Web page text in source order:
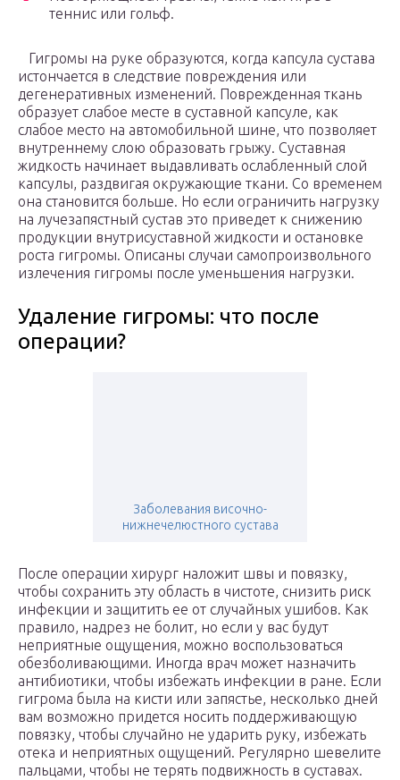
теннис или гольф.
Гигромы на руке образуются, когда капсула сустава
истончается в следствие повреждения или
дегенеративных изменений. Поврежденная ткань
образует слабое месте в суставной капсуле, как
слабое место на автомобильной шине, что позволяет
внутреннему слою образовать грыжу. Суставная
жидкость начинает выдавливать ослабленный слой
капсулы, раздвигая окружающие ткани. Со временем
она становится больше. Но если ограничить нагрузку
на лучезапястный сустав это приведет к снижению
продукции внутрисуставной жидкости и остановке
роста гигромы. Описаны случаи самопроизвольного
излечения гигромы после уменьшения нагрузки.
Удаление гигромы: что после
операции?
Заболевания височно-
нижнечелюстного сустава
После операции хирург наложит швы и повязку,
чтобы сохранить эту область в чистоте, снизить риск
инфекции и защитить ее от случайных ушибов. Как
правило, надрез не болит, но если у вас будут
неприятные ощущения, можно воспользоваться
обезболивающими. Иногда врач может назначить
антибиотики, чтобы избежать инфекции в ране. Если
гигрома была на кисти или запястье, несколько дней
вам возможно придется носить поддерживающую
повязку, чтобы случайно не ударить руку, избежать
отека и неприятных ощущений. Регулярно шевелите
пальцами, чтобы не терять подвижность в суставах.